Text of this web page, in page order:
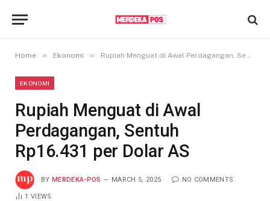
Home » Ekonomi » Rupiah Menguat di Awal Perdagangan, Sentuh Rp16.431 per Dolar AS
EKONOMI
Rupiah Menguat di Awal
Perdagangan, Sentuh
Rp16.431 per Dolar AS
BY MERDEKA-POS MARCH 5, 2025 NO COMMENTS
1VIEWS